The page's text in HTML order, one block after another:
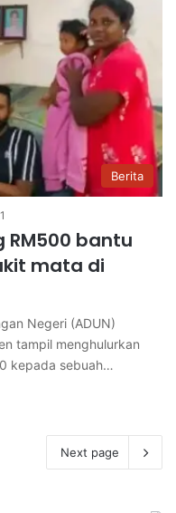
Berita
RM500 bantu
mata di
Negeri (ADUN)
tampil menghulurkan
kepada sebuah…
Next page